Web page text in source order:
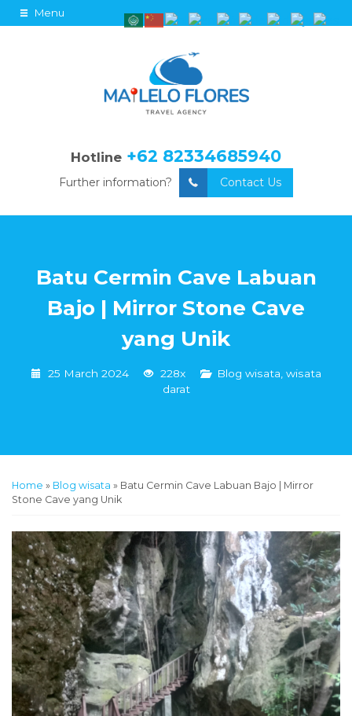
Menu
Hotline +62 82334685940
Further information? Contact Us
Batu Cermin Cave Labuan
Bajo | Mirror Stone Cave
yang Unik
25 March 2024 228x Blog wisata wisata
darat
Home » Blog wisata » Batu Cermin Cave Labuan Bajo | Mirror
Stone Cave yang Unik